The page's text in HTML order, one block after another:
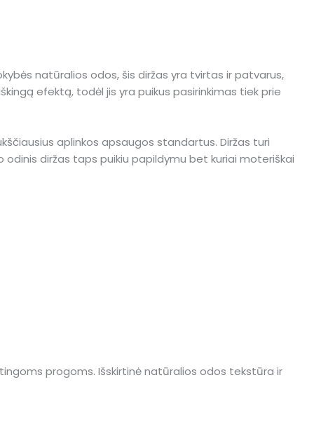
natūralios odos, šis diržas yra tvirtas ir patvarus,
efektą, todėl jis yra puikus pasirinkimas tiek prie
aplinkos apsaugos standartus. Diržas turi
diržas taps puikiu papildymu bet kuriai moteriškai
progoms. Išskirtinė natūralios odos tekstūra ir